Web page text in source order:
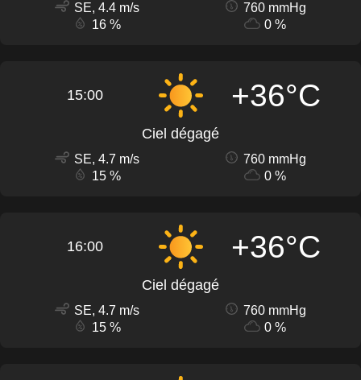
SE, 4.4 m/s
760 mmHg
16 %
0 %
15:00 +36°C
Ciel dégagé
SE, 4.7 m/s
760 mmHg
15 %
0 %
16:00 +36°C
Ciel dégagé
SE, 4.7 m/s
760 mmHg
15 %
0 %